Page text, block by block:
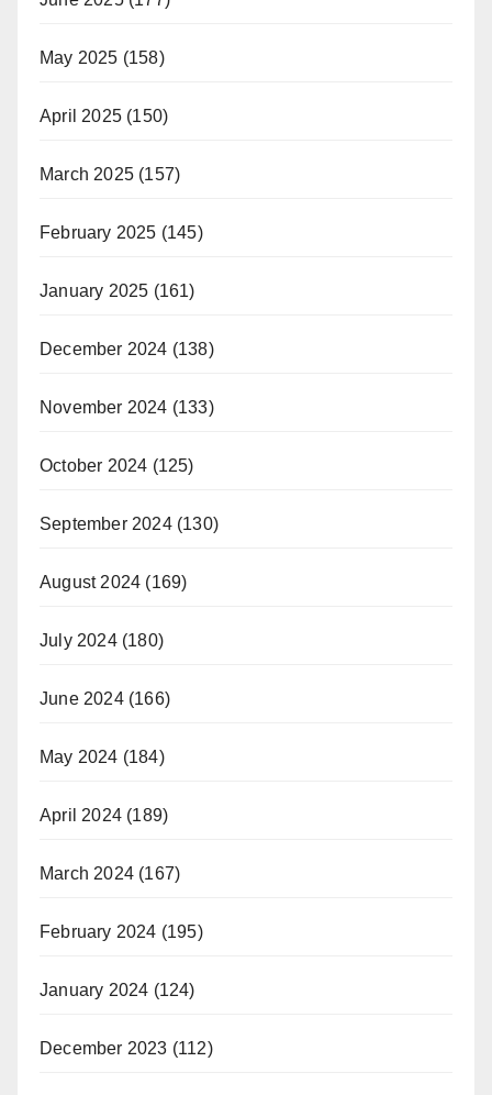
May 2025 (158)
April 2025 (150)
March 2025 (157)
February 2025 (145)
January 2025 (161)
December 2024 (138)
November 2024 (133)
October 2024 (125)
September 2024(130)
August 2024 (169)
July 2024(180)
June 2024(166)
May 2024 (184)
April 2024 (189)
March 2024 (167)
February 2024 (195)
January 2024 (124)
December 2023 (112)